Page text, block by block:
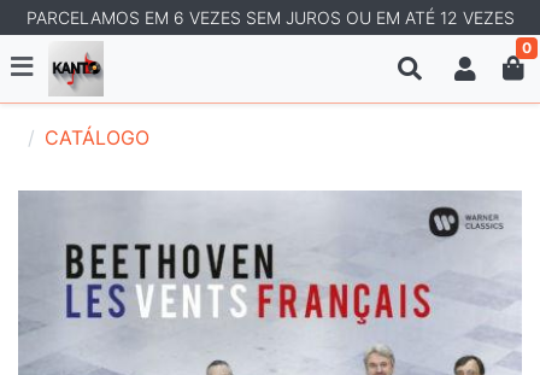
PARCELAMOS EM 6 VEZES SEM JUROS OU EM ATÉ 12 VEZES
0
CATÁLOGO